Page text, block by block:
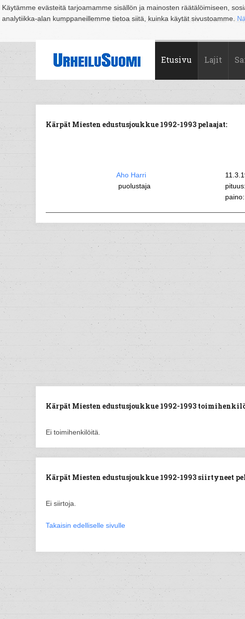
Käytämme evästeitä tarjoamamme sisällön ja mainosten räätälöimiseen,
analytiikka-alan kumppaneillemme tietoa siitä, kuinka käytät sivustoamme.
Suomi Espoo Helsinki Hämeenlinna Joensuu Jyväskylä Kouvola
Etusivu Lajit
Kärpät Miesten edustusjoukkue 1992-1993 pelaajat:
Aho Harri
puolustaja
Kärpät Miesten edustusjoukkue 1992-1993
Ei toimihenkilöitä.
Kärpät Miesten edustusjoukkue 1992-1993 siirtyneet
Ei siirtoja.
Takaisin edelliselle sivulle